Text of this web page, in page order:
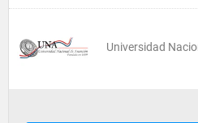
Universidad